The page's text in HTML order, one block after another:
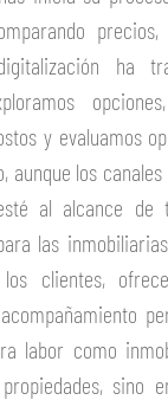
ha
y evaluamos
aunque los
al alcance de
las
clientes,
labor como
sino